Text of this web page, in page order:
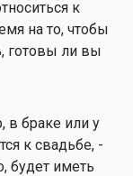
к
на то, чтобы
готовы ли вы
в браке или у
к свадьбе, -
будет иметь